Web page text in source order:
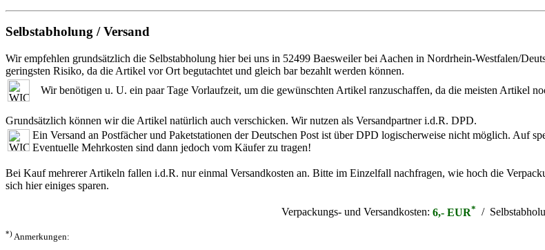
Selbstabholung / Versand
Wir empfehlen grundsätzlich die Selbstabholung hier bei uns in 52499 Baesweiler bei Aachen in Nordrhein-Westfalen/
geringsten Risiko, da die Artikel vor Ort begutachtet und gleich bar bezahlt werden können.
Wir benötigen u. U. ein paar Tage Vorlaufzeit, um die gewünschten Artikel ranzuschaffen, da die meisten Artikel
Grundsätzlich können wir die Artikel natürlich auch verschicken. Wir nutzen als Versandpartner i.d.R. DPD.
Ein Versand an Postfächer und Paketstationen der Deutschen Post ist über DPD logischerweise nicht möglich. Auf
Eventuelle Mehrkosten sind dann jedoch vom Käufer zu tragen!
Bei Kauf mehrerer Artikeln fallen i.d.R. nur einmal Versandkosten an. Bitte im Einzelfall nachfragen, wie hoch die
sich hier einiges sparen.
Verpackungs- und Versandkosten: 6,- EUR* /
*) Anmerkungen: